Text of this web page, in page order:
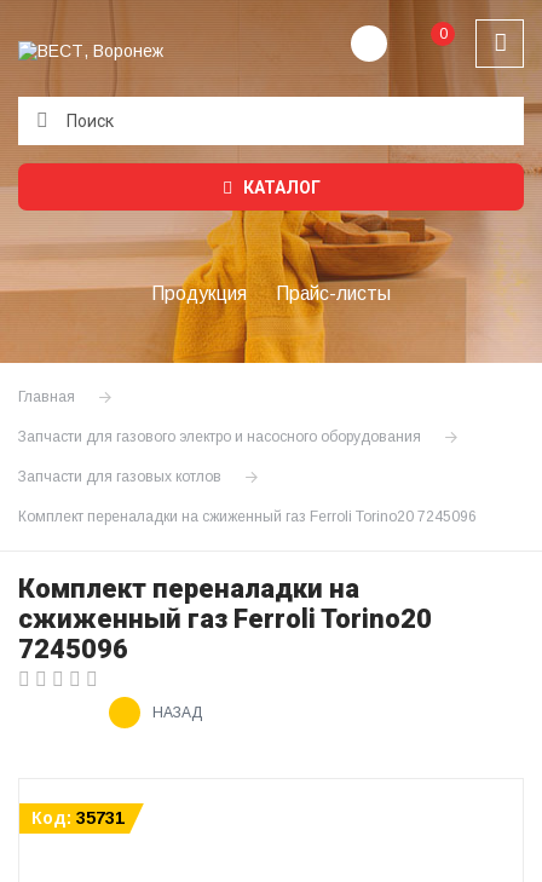
0
КАТАЛОГ
Продукция Прайс-листы
Главная
Запчасти для газового электро и насосного оборудования
Запчасти для газовых котлов
Комплект переналадки на сжиженный газ Ferroli Torino20 7245096
Комплект переналадки на
сжиженный газ Ferroli Torino20
7245096
НАЗАД
Код: 35731